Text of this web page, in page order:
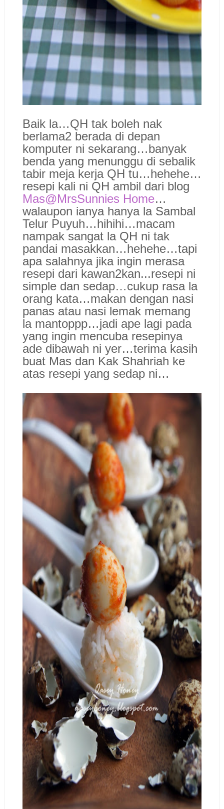
Baik la…QH tak boleh nak
berlama2 berada di depan
komputer ni sekarang…banyak
benda yang menunggu di sebalik
tabir meja kerja QH tu…hehehe…
resepi kali ni QH ambil dari blog
Mas@MrsSunnies Home…
walaupon ianya hanya la Sambal
Telur Puyuh…hihihi…macam
nampak sangat la QH ni tak
pandai masakkan…hehehe…tapi
apa salahnya jika ingin merasa
resepi dari kawan2kan...resepi ni
simple dan sedap…cukup rasa la
orang kata…makan dengan nasi
panas atau nasi lemak memang
la mantoppp…jadi ape lagi pada
yang ingin mencuba resepinya
ade dibawah ni yer…terima kasih
buat Mas dan Kak Shahriah ke
atas resepi yang sedap ni…